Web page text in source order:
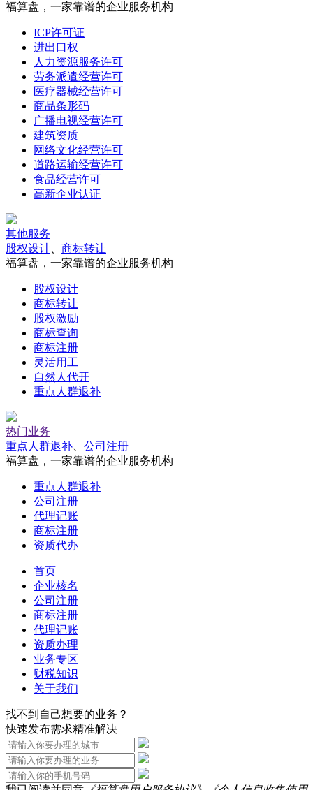
福算盘，一家靠谱的企业服务机构
ICP许可证
进出口权
人力资源服务许可
劳务派遣经营许可
医疗器械经营许可
商品条形码
广播电视经营许可
建筑资质
网络文化经营许可
道路运输经营许可
食品经营许可
高新企业认证
其他服务
股权设计
商标转让
福算盘，一家靠谱的企业服务机构
股权设计
商标转让
股权激励
商标查询
商标注册
灵活用工
自然人代开
重点人群退补
热门业务
重点人群退补
公司注册
福算盘，一家靠谱的企业服务机构
重点人群退补
公司注册
代理记账
商标注册
资质代办
首页
企业核名
公司注册
商标注册
代理记账
资质办理
业务专区
财税知识
关于我们
找不到自己想要的业务？
快速发布需求精准解决